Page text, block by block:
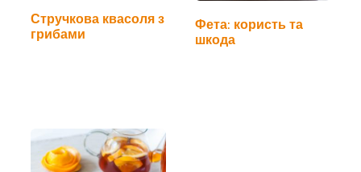
Стручкова квасоля з
грибами
Фета: користь та
шкода